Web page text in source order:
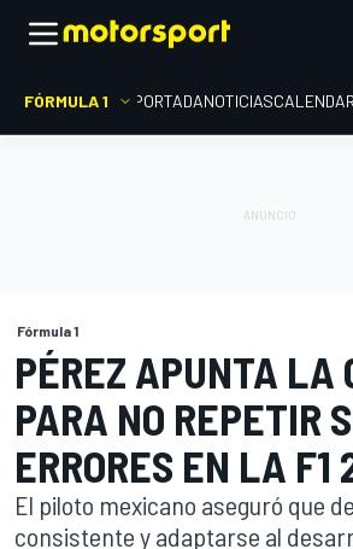
FÓRMULA 1 PORTADANOTICIAS
Fórmula 1
PÉREZ APUNTA LA
PARA NO REPETIR
ERRORES EN LA
El piloto mexicano aseguró que
consistente y adaptarse al